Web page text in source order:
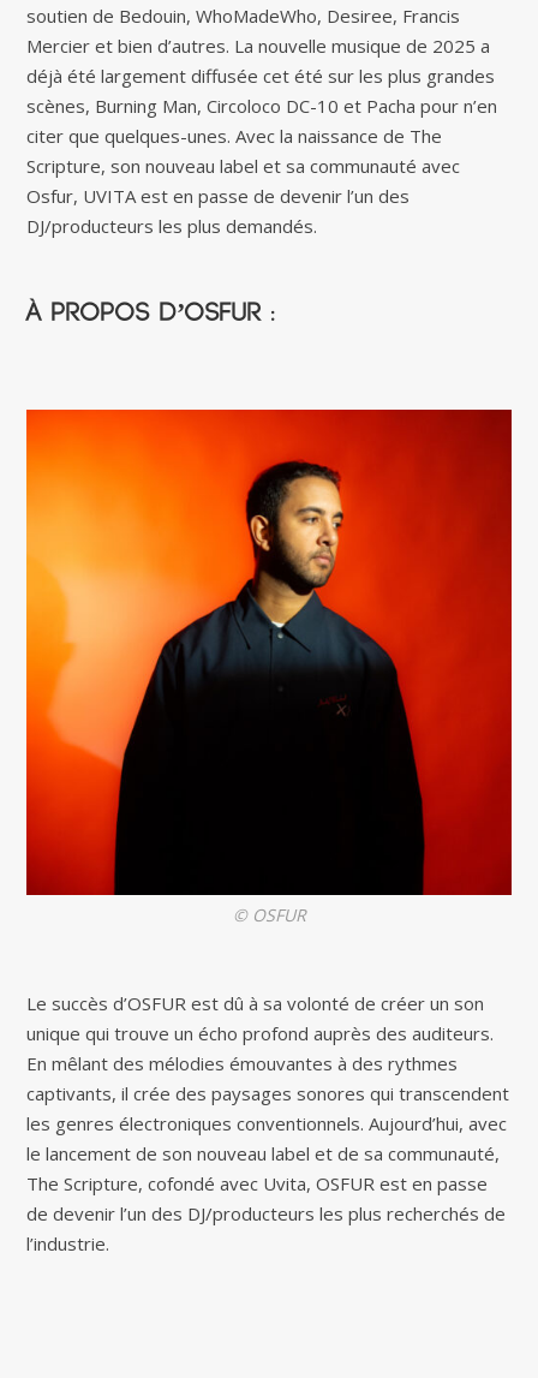
soutien de Bedouin, WhoMadeWho, Desiree, Francis
Mercier et bien d’autres. La nouvelle musique de 2025 a
déjà été largement diffusée cet été sur les plus grandes
scènes, Burning Man, Circoloco DC-10 et Pacha pour n’en
citer que quelques-unes. Avec la naissance de The
Scripture, son nouveau label et sa communauté avec
Osfur, UVITA est en passe de devenir l’un des
DJ/producteurs les plus demandés.
À propos d’OSFUR :
© OSFUR
Le succès d’OSFUR est dû à sa volonté de créer un son
unique qui trouve un écho profond auprès des auditeurs.
En mêlant des mélodies émouvantes à des rythmes
captivants, il crée des paysages sonores qui transcendent
les genres électroniques conventionnels. Aujourd’hui, avec
le lancement de son nouveau label et de sa communauté,
The Scripture, cofondé avec Uvita, OSFUR est en passe
de devenir l’un des DJ/producteurs les plus recherchés de
l’industrie.